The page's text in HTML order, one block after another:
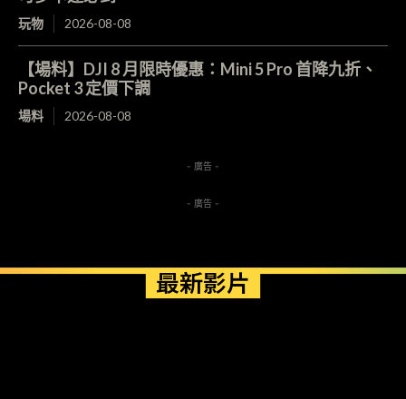
玩物 2026-08-08
【場料】DJI 8 月限時優惠：Mini 5 Pro 首降九折、
Pocket 3 定價下調
場料 2026-08-08
- 廣告 -
- 廣告 -
最新影片